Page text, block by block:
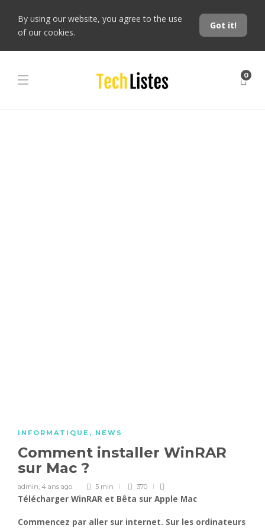
By using our website, you agree to the use
of our cookies.
Got it!
0
INFORMATIQUE , NEWS
Comment installer WinRAR
sur Mac ?
admin, 4 ans ago 5 min 370
Télécharger WinRAR et Bêta sur Apple Mac
Commencez par aller sur internet. Sur les ordinateurs